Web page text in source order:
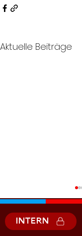
Aktuelle Beiträge
INTERN